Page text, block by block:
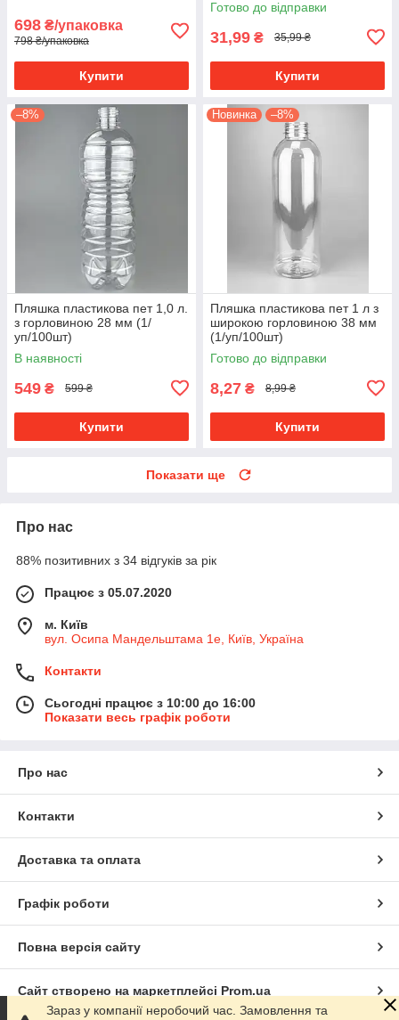
698 ₴/упаковка
798 ₴/упаковка
Купити
Готово до відправки
31,99 ₴ 35,99 ₴
Купити
–8%
Пляшка пластикова пет 1,0 л.
з горловиною 28 мм (1/
уп/100шт)
В наявності
549 ₴ 599 ₴
Купити
Новинка –8%
Пляшка пластикова пет 1 л з
широкою горловиною 38 мм
(1/уп/100шт)
Готово до відправки
8,27 ₴ 8,99 ₴
Купити
Показати ще
Про нас
88% позитивних з 34 відгуків за рік
Працює з 05.07.2020
м. Київ
вул. Осипа Мандельштама 1е, Київ, Україна
Контакти
Сьогодні працює з 10:00 до 16:00
Показати весь графік роботи
Про нас
Контакти
Доставка та оплата
Графік роботи
Повна версія сайту
Сайт створено на маркетплейсі Prom.ua
Зараз у компанії неробочий час. Замовлення та